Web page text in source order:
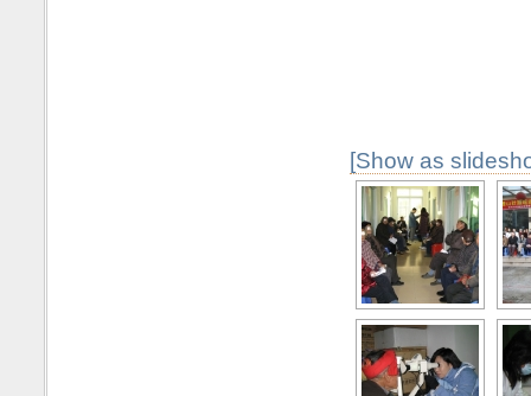
[Show as